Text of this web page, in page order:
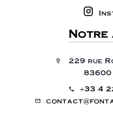
Notre
229 rue
+33 4